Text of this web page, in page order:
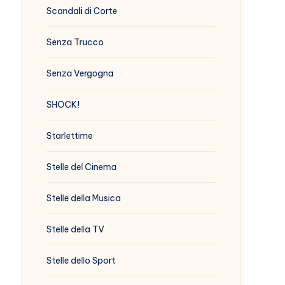
Scandali di Corte
Senza Trucco
Senza Vergogna
SHOCK!
Starlettime
Stelle del Cinema
Stelle della Musica
Stelle della TV
Stelle dello Sport